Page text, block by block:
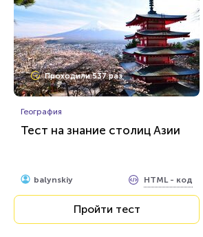
Проходили 537 раз
География
Тест на знание столиц Азии
balynskiy HTML - код
Пройти тест